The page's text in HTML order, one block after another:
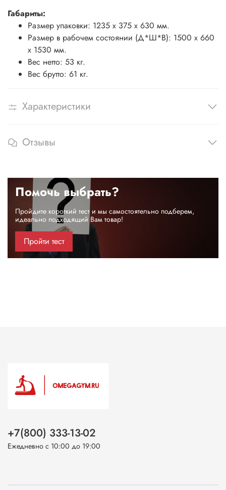
Габариты:
Размер упаковки: 1235 x 375 x 630 мм.
Размер в рабочем состоянии (Д*Ш*В): 1500 x 660
x 1530 мм.
Вес нетто: 53 кг.
Вес брутто: 61 кг.
Характеристики
Отзывы
Помочь выбрать?
Пройдите короткий тест и мы самостоятельно подберем,
идеально подходящий Вам товар!
Пройти тест
+7(800) 333-13-02
Ежедневно с 10:00 до 19:00